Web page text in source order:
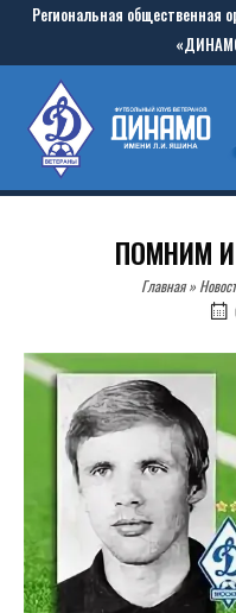
content
Региональная общественная
Home
ПОМНИМ
Главная»